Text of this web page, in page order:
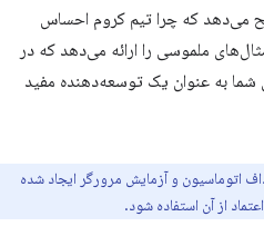
می‌دهد که چرا تیم کروم احساس
ملموسی را ارائه می‌دهد که در
شما به عنوان یک توسعه‌دهنده مفید
اتوماسیون و آزمایش مرورگر ایجاد شده
از آن استفاده شود.